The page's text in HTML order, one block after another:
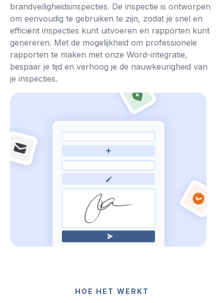
brandveiligheidsinspecties. De inspectie is ontworpen
om eenvoudig te gebruiken te zijn, zodat je snel en
efficiënt inspecties kunt uitvoeren en rapporten kunt
genereren. Met de mogelijkheid om professionele
rapporten te maken met onze Word-integratie,
bespaar je tijd en verhoog je de nauwkeurigheid van
je inspecties.
HOE HET WERKT